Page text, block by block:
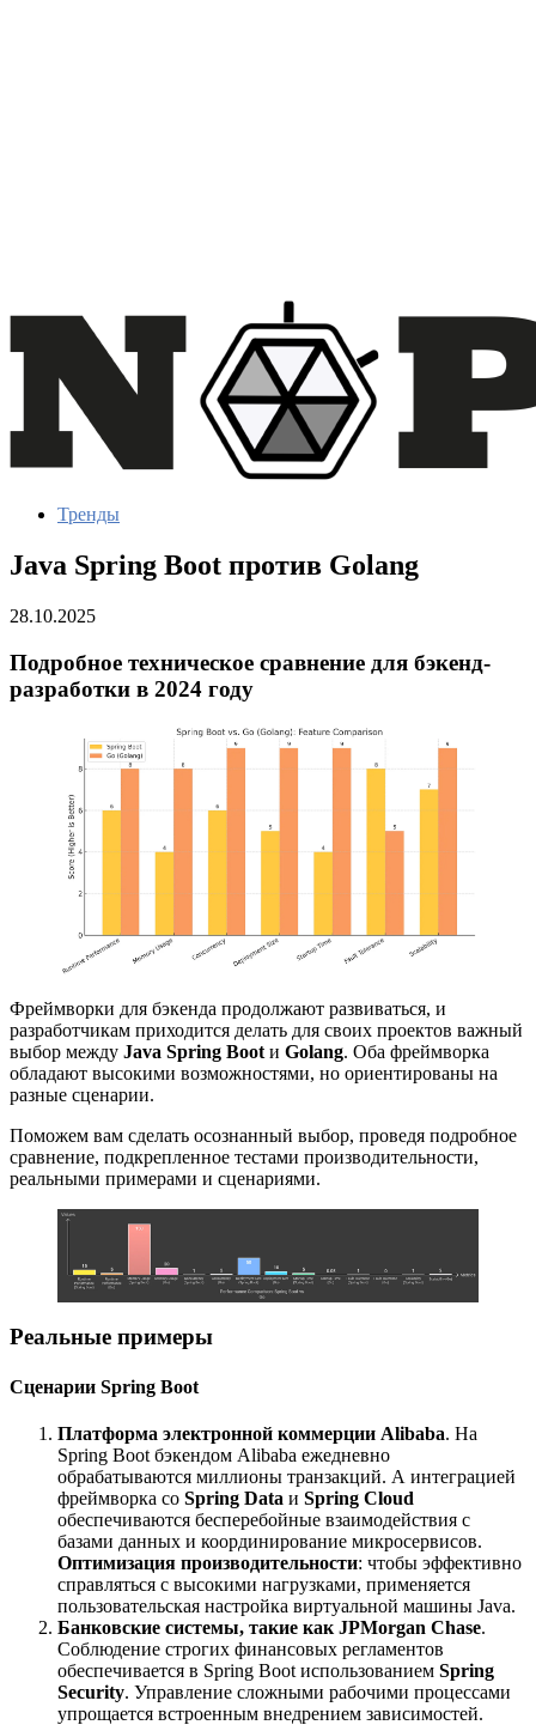
Тренды
Java Spring Boot против Golang
28.10.2025
Подробное техническое сравнение для бэкенд-
разработки в 2024 году
Фреймворки для бэкенда продолжают развиваться, и
разработчикам приходится делать для своих проектов важный
выбор между Java Spring Boot и Golang. Оба фреймворка
обладают высокими возможностями, но ориентированы на
разные сценарии.
Поможем вам сделать осознанный выбор, проведя подробное
сравнение, подкрепленное тестами производительности,
реальными примерами и сценариями.
Реальные примеры
Сценарии Spring Boot
Платформа электронной коммерции Alibaba. На
Spring Boot бэкендом Alibaba ежедневно
обрабатываются миллионы транзакций. А интеграцией
фреймворка со Spring Data и Spring Cloud
обеспечиваются бесперебойные взаимодействия с
базами данных и координирование микросервисов.
Оптимизация производительности: чтобы эффективно
справляться с высокими нагрузками, применяется
пользовательская настройка виртуальной машины Java.
Банковские системы, такие как JPMorgan Chase.
Соблюдение строгих финансовых регламентов
обеспечивается в Spring Boot использованием Spring
Security. Управление сложными рабочими процессами
упрощается встроенным внедрением зависимостей.